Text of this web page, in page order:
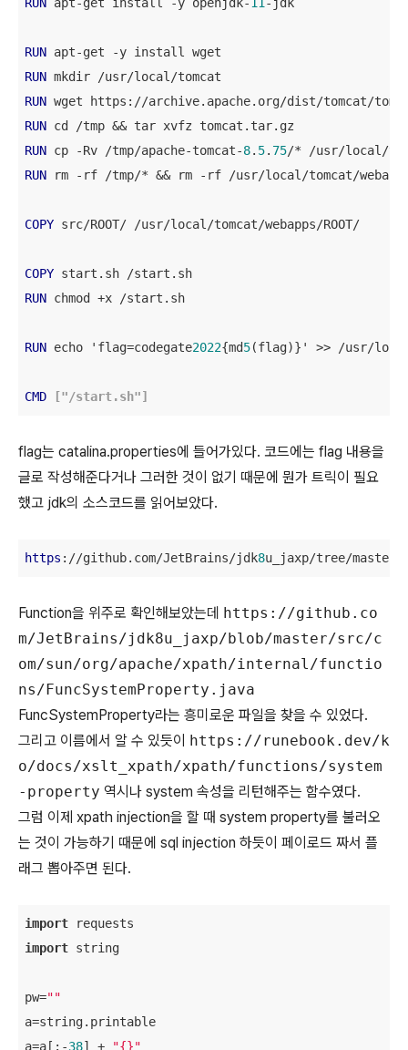
RUN apt-get install -y openjdk-11-jdk
RUN
RUN
RUN wget https://archive.apache.org/dist/tomcat/
RUN
RUN cp -Rv /tmp/apache-tomcat-8. 5. 75
RUN rm -rf /tmp/* && rm -rf /usr/local/tomcat/
COPY src/ROOT/ /usr/local/tomcat/webapps/ROOT/
COPY
RUN chmod +x /start.sh
RUN echo 'flag=codegate2022{md5(flag)}' >> /usr/
CMD ["/start.sh"]
flag는 catalina.properties에 들어가있다. 코드에는 flag 내용을
글로 작성해준다거나 그러한 것이 없기 때문에 뭔가 트릭이 필요
했고 jdk의 소스코드를 읽어보았다.
https ://github.com/JetBrains/jdk8u_jaxp/tree/master/
Function을 위주로 확인해보았는데
https://github.co
m/JetBrains/jdk8u_jaxp/blob/master/src/c
om/sun/org/apache/xpath/internal/functio
ns/FuncSystemProperty.java
FuncSystemProperty라는 흥미로운 파일을 찾을 수 있었다.
그리고 이름에서 알 수 있듯이
https://runebook.dev/k
o/docs/xslt_xpath/xpath/functions/system
-property 역시나 system 속성을 리턴해주는 함수였다.
그럼 이제 xpath injection을 할 때 system property를 불러오
는 것이 가능하기 때문에 sql injection 하듯이 페이로드 짜서 플
래그 뽑아주면 된다.
import
import string
pw=""
a=string.printable
a=a[:-38] + "{}"